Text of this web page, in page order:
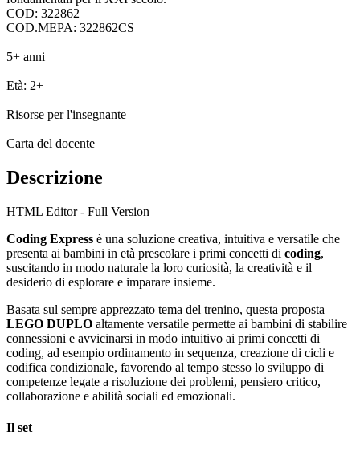
COD: 322862
COD.MEPA: 322862CS
5+ anni
Età: 2+
Risorse per l'insegnante
Carta del docente
Descrizione
HTML Editor - Full Version
Coding Express è una soluzione creativa, intuitiva e versatile che
presenta ai bambini in età prescolare i primi concetti di coding,
suscitando in modo naturale la loro curiosità, la creatività e il
desiderio di esplorare e imparare insieme.
Basata sul sempre apprezzato tema del trenino, questa proposta
LEGO DUPLO altamente versatile permette ai bambini di stabilire
connessioni e avvicinarsi in modo intuitivo ai primi concetti di
coding, ad esempio ordinamento in sequenza, creazione di cicli e
codifica condizionale, favorendo al tempo stesso lo sviluppo di
competenze legate a risoluzione dei problemi, pensiero critico,
collaborazione e abilità sociali ed emozionali.
Il set